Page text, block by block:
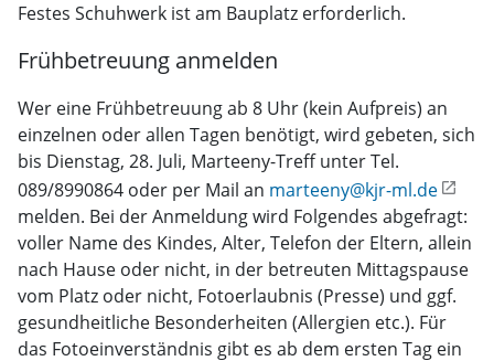
Festes Schuhwerk ist am Bauplatz erforderlich.
Frühbetreuung anmelden
Wer eine Frühbetreuung ab 8 Uhr (kein Aufpreis) an
einzelnen oder allen Tagen benötigt, wird gebeten, sich
bis Dienstag, 28. Juli, Marteeny-Treff unter Tel.
089/8990864 oder per Mail an marteeny@kjr-ml.de
melden. Bei der Anmeldung wird Folgendes abgefragt:
voller Name des Kindes, Alter, Telefon der Eltern, allein
nach Hause oder nicht, in der betreuten Mittagspause
vom Platz oder nicht, Fotoerlaubnis (Presse) und ggf.
gesundheitliche Besonderheiten (Allergien etc.). Für
das Fotoeinverständnis gibt es ab dem ersten Tag ein